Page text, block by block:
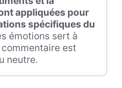
appliquées pour
spécifiques du
émotions sert à
est
neutre.